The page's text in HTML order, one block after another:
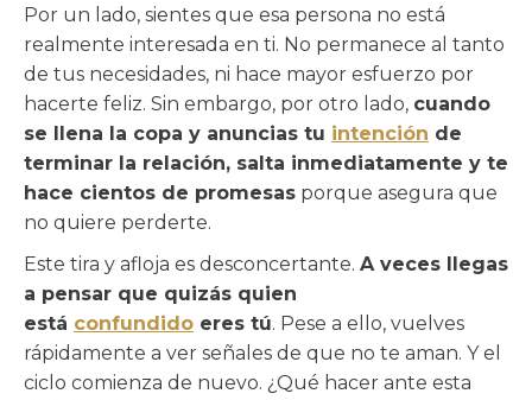
Por un lado, sientes que esa persona no está
realmente interesada en ti. No permanece al tanto
de tus necesidades, ni hace mayor esfuerzo por
hacerte feliz. Sin embargo, por otro lado, cuando
se llena la copa y anuncias tu intención de
terminar la relación, salta inmediatamente y te
hace cientos de promesas porque asegura que
no quiere perderte.
Este tira y afloja es desconcertante. A veces llegas
a pensar que quizás quien
está confundido eres tú. Pese a ello, vuelves
rápidamente a ver señales de que no te aman. Y el
ciclo comienza de nuevo. ¿Qué hacer ante esta